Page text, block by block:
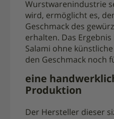
Wurstwarenindustrie
wird, ermöglicht es,
Geschmack des
erhalten. Das
Salami ohne
den Geschmack noch
eine
Produktion
Der Hersteller dieser